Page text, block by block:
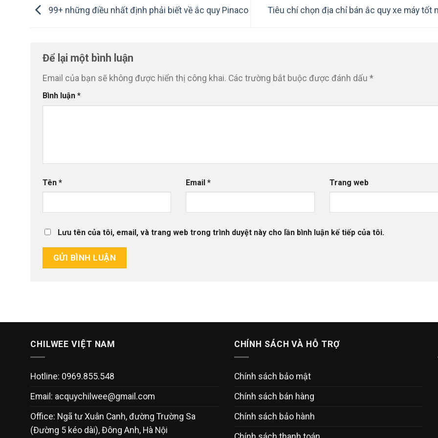
99+ những điều nhất định phải biết về ắc quy Pinaco Tiêu chí chọn địa chỉ bán ắc quy xe máy tốt
Để lại một bình luận
Email của bạn sẽ không được hiển thị công khai. Các trường bắt buộc được đánh dấu *
Bình luận *
Tên * Email* Trang web
Lưu tên của tôi, email, và trang web trong trình duyệt này cho lần bình luận kế tiếp của tôi.
CHILWEE VIỆT NAM
Hotline: 0969.855.548
Email: acquychilwee@gmail.com
Office: Ngã tư Xuân Canh, đường Trường Sa
(Đường 5 kéo dài), Đông Anh, Hà Nội
CHÍNH SÁCH VÀ HỖ TRỢ
Chính sách bảo mật
Chính sách bán hàng
Chính sách bảo hành